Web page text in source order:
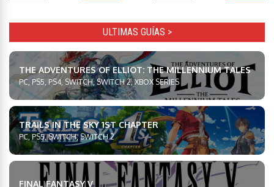
ULTIMAS GUÍAS >
THE ADVENTURES OF ELLIOT: THE MILLENNIUM TALES
PC, PS5, PS4, SWITCH, SWITCH 2, XBOX SERIES
TRAILS IN THE SKY 1ST CHAPTER
PC, PS5, SWITCH, SWITCH 2
FINAL FANTASY V